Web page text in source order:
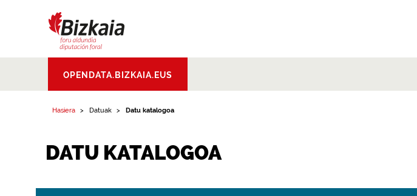
Aldundia.Diputacion
Foral de Bizkaia
OPENDATA.BIZKAIA.EUS
Hasiera Datuak Datu katalogoa
DATU KATALOGOA